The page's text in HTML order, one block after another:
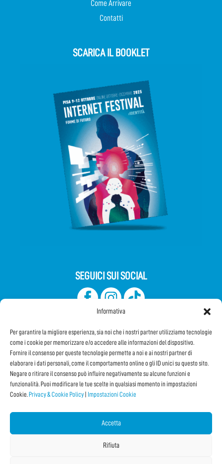
Informativa
Per garantire la migliore esperienza, sia noi che i nostri partner utilizziamo tecnologie
come i cookie per memorizzare e/o accedere alle informazioni del dispositivo.
Fornire il consenso per queste tecnologie permette a noi e ai nostri partner di
elaborare i dati personali, come il comportamento online o gli ID unici su questo sito.
Negare o ritirare il consenso può influire negativamente su alcune funzioni e
funzionalità. Puoi modificare le tue scelte in qualsiasi momento in impostazioni
Cookie. Privacy & Cookie Policy Impostazioni Cookie
Accetta
Rifiuta
Come Arrivare
Contatti
SCARICA IL BOOKLET
SEGUICI SUI SOCIAL
Iscriviti alla Newsletter
CONDIVIDI QUESTA PAGINA!
Facebook